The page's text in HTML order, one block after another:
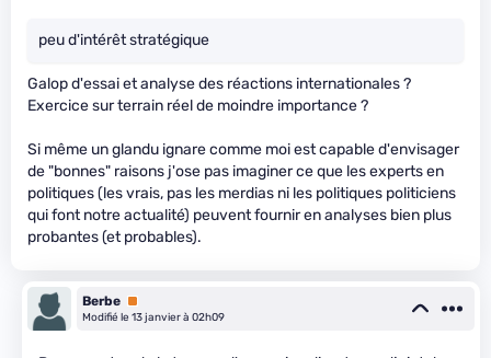
peu d'intérêt stratégique
Galop d'essai et analyse des réactions internationales ?
Exercice sur terrain réel de moindre importance ?
Si même un glandu ignare comme moi est capable d'envisager
de "bonnes" raisons j'ose pas imaginer ce que les experts en
politiques (les vrais, pas les merdias ni les politiques politiciens
qui font notre actualité) peuvent fournir en analyses bien plus
probantes (et probables).
Berbe Premium
Modifié le 13 janvier à 02h09